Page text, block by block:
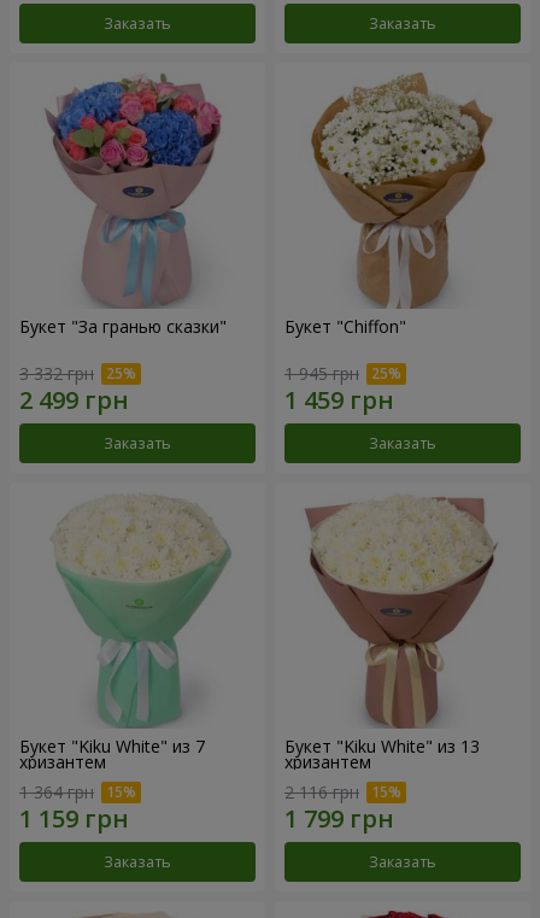
Заказать Заказать
Букет "За гранью сказки"
3 332 грн
Заказать
Букет "Chiffon"
1 945 грн
Заказать
Букет "Kiku White" из 7
хризантем
1 364 грн
Заказать
Букет "Kiku White" из 13
хризантем
2 116 грн
Заказать